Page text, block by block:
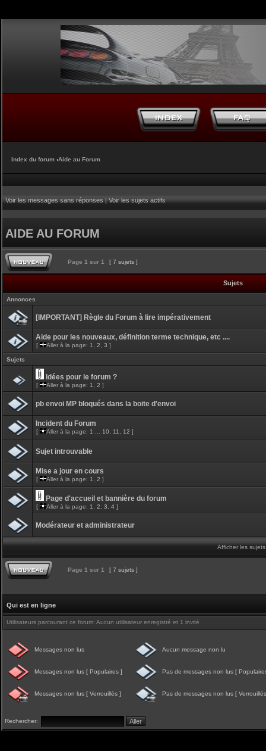
Index du forum ‹Aide au Forum
Voir les messages sans réponses|Voir les sujets actifs
AIDE AU FORUM
Page 1 sur 1 [ 7 sujets ]
Sujets
Annonces
[IMPORTANT] Règle du Forum à lire impérativement
Aide pour les nouveaux, définition terme technique, etc ....
[ Aller à la page: 1 2 3 ]
Sujets
Idées pour le forum ?
[ Aller à la page: 1 2 ]
pb envoi MP bloqués dans la boite d'envoi
Incident du Forum
[ Aller à la page: 1 10 11 12 ]
Sujet introuvable
Mise a jour en cours
[ Aller à la page: 1 2 ]
Page d'accueil et bannière du forum
[ Aller à la page: 1 2 3 4 ]
Modérateur et administrateur
Afficher les
Page 1 sur 1 [ 7 sujets ]
Qui est en ligne
Utilisateurs parcourant ce forum: Aucun utilisateur enregistré et 1 invité
Messages non lus Aucun message non lu
Messages non lus [ Populaires ] Pas de messages non lus [
Messages non lus [ Verrouillés ] Pas de messages non lus [
Rechercher: